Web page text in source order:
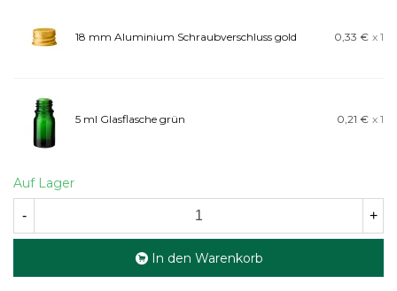
18 mm Aluminium Schraubverschluss gold 0,33 € x 1
5 ml Glasflasche grün 0,21 € x 1
Auf Lager
- +
In den Warenkorb